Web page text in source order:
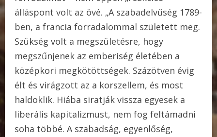
álláspont volt az övé. „A szabadelvűség 1789-
ben, a francia forradalommal született meg.
Szükség volt a megszületésre, hogy
megszűnjenek az emberiség életében a
középkori megkötöttségek. Százötven évig
élt és virágzott az a korszellem, és most
haldoklik. Hiába siratják vissza egyesek a
liberális kapitalizmust, nem fog feltámadni
soha többé. A szabadság, egyenlőség,